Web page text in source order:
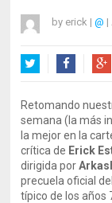
by erick | @ |
Retomando
semana (la más
la mejor en la
crítica de Erick
dirigida por
precuela oficial
típico de los años